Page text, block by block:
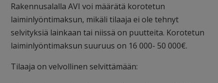
Rakennusalalla AVI voi määrätä korotetun
laiminlyöntimaksun, mikäli tilaaja ei ole tehnyt
selvityksiä lainkaan tai niissä on puutteita. Korotetun
laiminlyöntimaksun suuruus on 16 000- 50 000€.
Tilaaja on velvollinen selvittämään: